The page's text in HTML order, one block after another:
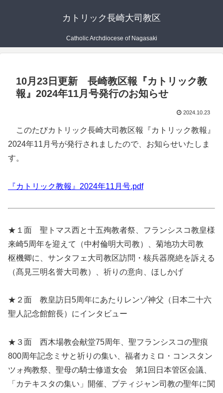
カトリック長崎大司教区
Catholic Archdiocese of Nagasaki
10月23日更新 長崎教区報『カトリック教
報』2024年11月号発行のお知らせ
2024.10.23
このたびカトリック長崎大司教区報『カトリック教報』
2024年11月号が発行されましたので、お知らせいたしま
す。
『カトリック教報』2024年11月号.pdf
★１面 聖トマス西と十五殉教者祭、フランシスコ教皇様
来崎5周年を迎えて（中村倫明大司教）、菊地功大司教
枢機卿に、サンタフェ大司教区訪問・核兵器廃絶を訴える
（髙見三明名誉大司教）、祈りの意向、ほしかげ
★２面 教皇訪日5周年にあたりレンゾ神父（日本二十六
聖人記念館館長）にインタビュー
★３面 西木場教会献堂75周年、聖フランシスコの聖痕
800周年記念ミサと祈りの集い、福者カミロ・コンスタン
ツォ殉教祭、聖母の騎士修道女会 第1回日本管区会議、
「カテキスタの集い」開催、プティジャン司教の聖年に関